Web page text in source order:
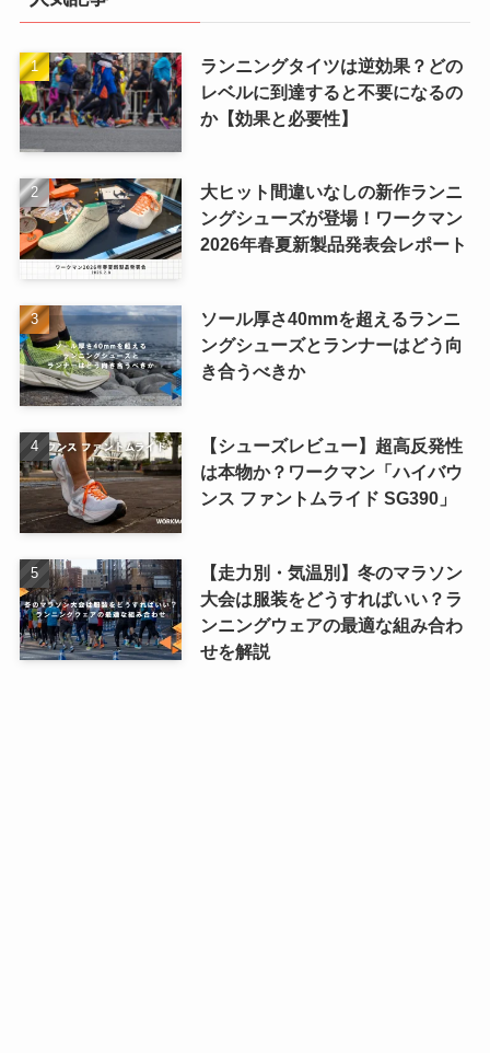
ランニングタイツは逆効果？どの
レベルに到達すると不要になるの
か【効果と必要性】
大ヒット間違いなしの新作ランニ
ングシューズが登場！ワークマン
2026年春夏新製品発表会レポート
ソール厚さ40mmを超えるランニ
ングシューズとランナーはどう向
き合うべきか
【シューズレビュー】超高反発性
は本物か？ワークマン「ハイバウ
ンス ファントムライド SG390」
【走力別・気温別】冬のマラソン
大会は服装をどうすればいい？ラ
ンニングウェアの最適な組み合わ
せを解説